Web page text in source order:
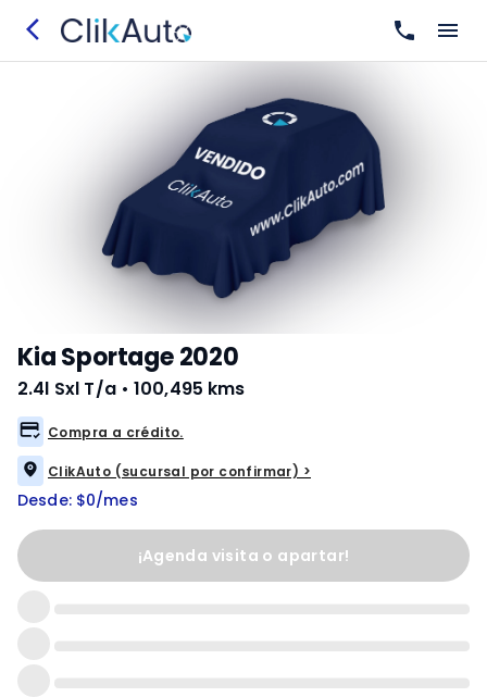
Kia Sportage 2020
2.4l Sxl T/a • 100,495 kms
Compra a crédito.
ClikAuto (sucursal por confirmar) >
Desde: $0/mes
¡Agenda visita o apartar!